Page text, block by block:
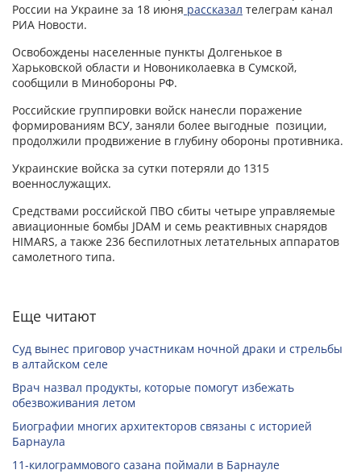
России на Украине за 18 июня рассказал телеграм канал
РИА Новости.
Освобождены населенные пункты Долгенькое в
Харьковской области и Новониколаевка в Сумской,
сообщили в Минобороны РФ.
Российские группировки войск нанесли поражение
формированиям ВСУ, заняли более выгодные позиции,
продолжили продвижение в глубину обороны противника.
Украинские войска за сутки потеряли до 1315
военнослужащих.
Средствами российской ПВО сбиты четыре управляемые
авиационные бомбы JDAM и семь реактивных снарядов
HIMARS, а также 236 беспилотных летательных аппаратов
самолетного типа.
Еще читают
Суд вынес приговор участникам ночной драки и стрельбы
в алтайском селе
Врач назвал продукты, которые помогут избежать
обезвоживания летом
Биографии многих архитекторов связаны с историей
Барнаула
11-килограммового сазана поймали в Барнауле